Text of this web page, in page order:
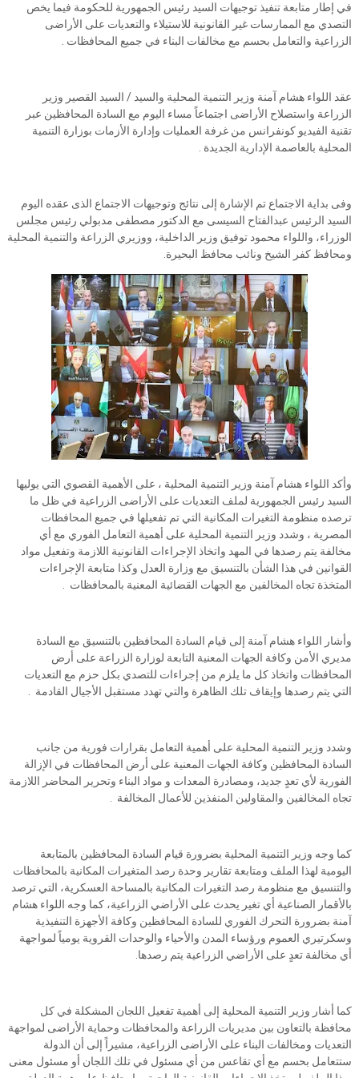
في إطار متابعة تنفيذ توجيهات السيد رئيس الجمهورية للحكومة فيما يخص
التصدي مع الممارسات غير القانونية للاستيلاء والتعديات على الأراضى
الزراعية والتعامل بحسم مع مخالفات البناء في جميع المحافظات .
عقد اللواء هشام آمنة وزير التنمية المحلية والسيد / السيد القصير وزير
الزراعة واستصلاح الأراضى اجتماعاً مساء اليوم مع السادة المحافظين عبر
تقنية الفيديو كونفرانس من غرفة العمليات وإدارة الأزمات بوزارة التنمية
المحلية بالعاصمة الإدارية الجديدة .
وفى بداية الاجتماع تم الإشارة إلى نتائج وتوجيهات الاجتماع الذى عقده اليوم
السيد الرئيس عبدالفتاح السيسى مع الدكتور مصطفى مدبولي رئيس مجلس
الوزراء، واللواء محمود توفيق وزير الداخلية، ووزيري الزراعة والتنمية المحلية
ومحافظ كفر الشيخ ونائب محافظ البحيرة.
وأكد اللواء هشام آمنة وزير التنمية المحلية ، على الأهمية القصوي التي يوليها
السيد رئيس الجمهورية لملف التعديات على الأراضى الزراعية في ظل ما
ترصده منظومة التغيرات المكانية التي تم تفعيلها في جميع المحافظات
المصرية ، وشدد وزير التنمية المحلية على أهمية التعامل الفوري مع أي
مخالفة يتم رصدها في المهد واتخاذ الإجراءات القانونية اللازمة وتفعيل مواد
القوانين في هذا الشأن بالتنسيق مع وزارة العدل وكذا متابعة الإجراءات
المتخذة تجاه المخالفين مع الجهات القضائية المعنية بالمحافظات .
وأشار اللواء هشام آمنة إلى قيام السادة المحافظين بالتنسيق مع السادة
مديري الأمن وكافة الجهات المعنية التابعة لوزارة الزراعة على أرض
المحافظات واتخاذ كل ما يلزم من إجراءات للتصدي بكل حزم مع التعديات
التي يتم رصدها وإيقاف تلك الظاهرة والتي تهدد مستقبل الأجيال القادمة .
وشدد وزير التنمية المحلية على أهمية التعامل بقرارات فورية من جانب
السادة المحافظين وكافة الجهات المعنية على أرض المحافظات في الإزالة
الفورية لأي تعدٍ جديد، ومصادرة المعدات و مواد البناء وتحرير المحاضر اللازمة
تجاه المخالفين والمقاولين المنفذين للأعمال المخالفة .
كما وجه وزير التنمية المحلية بضرورة قيام السادة المحافظين بالمتابعة
اليومية لهذا الملف ومتابعة تقارير وحدة رصد المتغيرات المكانية بالمحافظات
والتنسيق مع منظومة رصد التغيرات المكانية بالمساحة العسكرية، التي ترصد
بالأقمار الصناعية أي تغير يحدث على الأراضي الزراعية، كما وجه اللواء هشام
آمنة بضرورة التحرك الفوري للسادة المحافظين وكافة الأجهزة التنفيذية
وسكرتيري العموم ورؤساء المدن والأحياء والوحدات القروية يومياً لمواجهة
أي مخالفة تعدٍ على الأراضي الزراعية يتم رصدها.
كما أشار وزير التنمية المحلية إلى أهمية تفعيل اللجان المشكلة في كل
محافظة بالتعاون بين مديريات الزراعة والمحافظات وحماية الأراضى لمواجهة
التعديات ومخالفات البناء على الأراضى الزراعية، مشيراً إلى أن الدولة
ستتعامل بحسم مع أي تقاعس من أي مسئول في تلك اللجان أو مسئول معنى